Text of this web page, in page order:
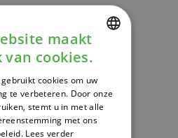
DUTCH
FRENCH
ENGLISH
maakt
van cookies.
cookies om uw
te verbeteren. Door onze
stemt u in met alle
met ons
Lees verder